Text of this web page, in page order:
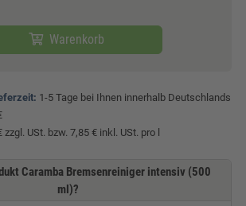
Warenkorb
1-5 Tage bei Ihnen innerhalb Deutschlands
zzgl. USt. bzw. 7,85 € inkl. USt. pro l
Caramba Bremsenreiniger intensiv (500
ml)?